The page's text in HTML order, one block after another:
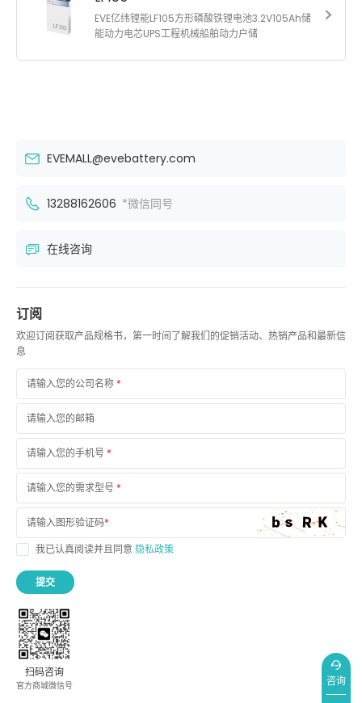
EVE亿纬锂能LF105方形磷酸铁锂电池3.2V105Ah储
能动力电芯UPS工程机械船舶动力户储
EVEMALL@evebattery.com
13288162606 *微信同号
在线咨询
扫码咨询
官方商城微信号
订阅
欢迎订阅获取产品规格书，第一时间了解我们的促销活动、热销产品和最新信
息
请输入您的公司名称 *
请输入您的邮箱
请输入您的手机号 *
请输入您的需求型号 *
请输入图形验证码*
我已认真阅读并且同意 隐私政策
提交
咨询